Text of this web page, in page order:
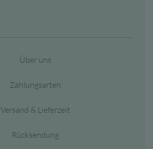
Über uns
Zahlungsarten
Versand & Lieferzeit
Rücksendung